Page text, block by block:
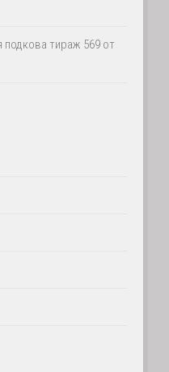
подкова тираж 569 от